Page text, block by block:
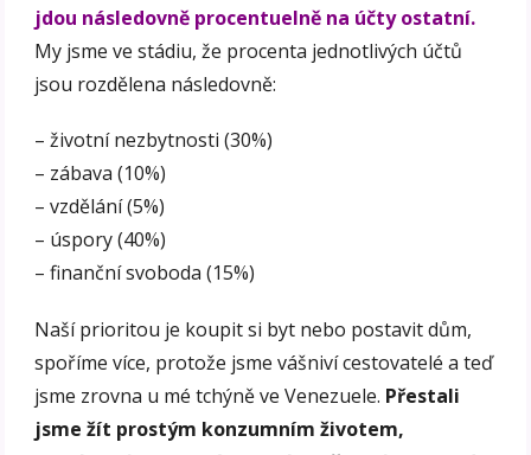
jdou následovně procentuelně na účty ostatní.
My jsme ve stádiu, že procenta jednotlivých účtů
jsou rozdělena následovně:
– životní nezbytnosti (30%)
– zábava (10%)
– vzdělání (5%)
– úspory (40%)
– finanční svoboda (15%)
Naší prioritou je koupit si byt nebo postavit dům,
spoříme více, protože jsme vášniví cestovatelé a teď
jsme zrovna u mé tchýně ve Venezuele. Přestali
jsme žít prostým konzumním životem,